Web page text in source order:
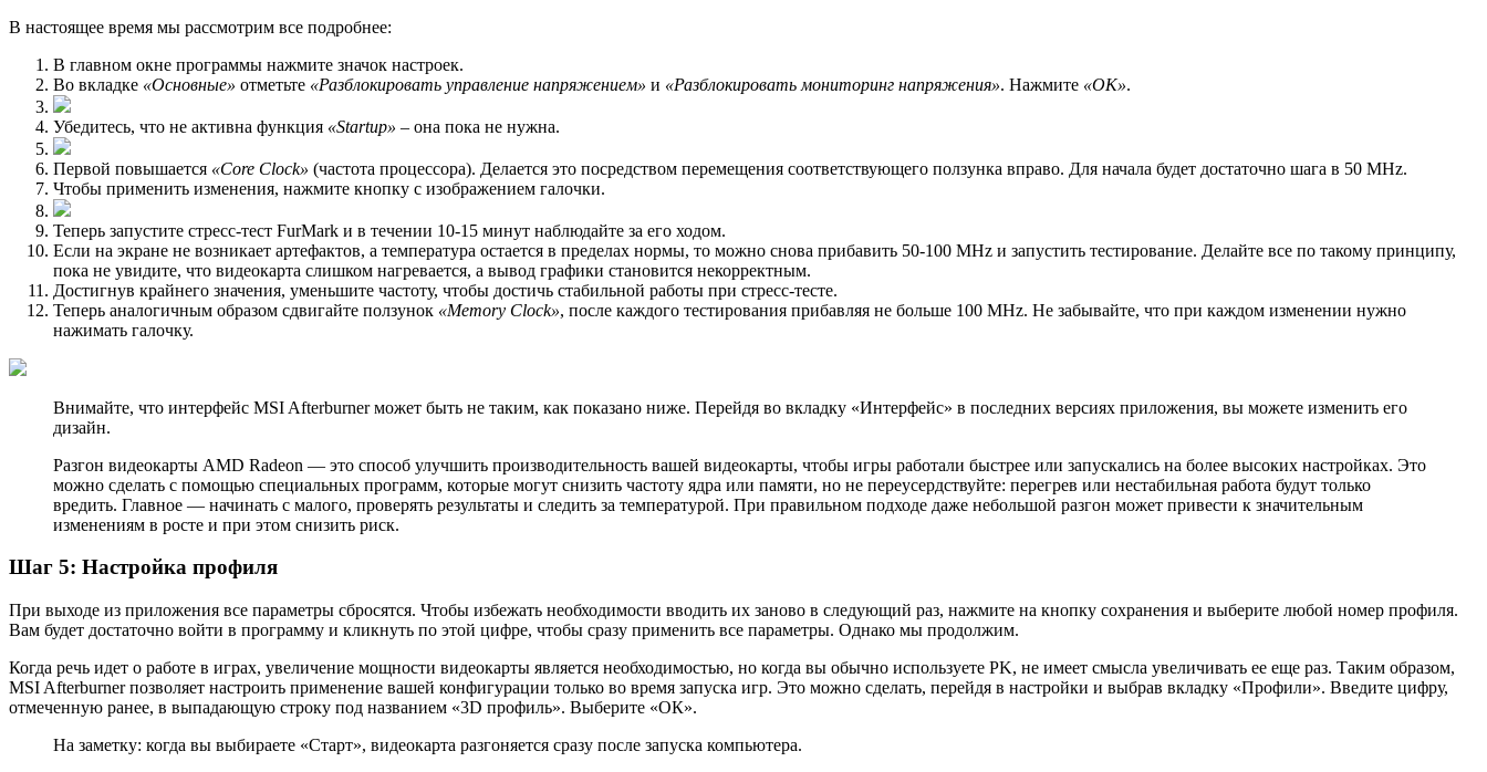
В настоящее время мы рассмотрим все подробнее:
В главном окне программы нажмите значок настроек.
Во вкладке «Основные» отметьте «Разблокировать управление напряжением» и «Разблокировать мониторинг напряжения». Нажмите «ОК».
Убедитесь, что не активна функция «Startup» – она пока не нужна.
Первой повышается «Core Clock» (частота процессора). Делается это посредством перемещения соответствующего ползунка вправо. Для начала будет достаточно шага в 50 MHz.
Чтобы применить изменения, нажмите кнопку с изображением галочки.
Теперь запустите стресс-тест FurMark и в течении 10-15 минут наблюдайте за его ходом.
Если на экране не возникает артефактов, а температура остается в пределах нормы, то можно снова прибавить 50-100 MHz и запустить тестирование. Делайте все по такому принципу,
пока не увидите, что видеокарта слишком нагревается, а вывод графики становится некорректным.
Достигнув крайнего значения, уменьшите частоту, чтобы достичь стабильной работы при стресс-тесте.
Теперь аналогичным образом сдвигайте ползунок «Memory Clock», после каждого тестирования прибавляя не больше 100 MHz. Не забывайте, что при каждом изменении нужно
нажимать галочку.
Внимайте, что интерфейс MSI Afterburner может быть не таким, как показано ниже. Перейдя во вкладку «Интерфейс» в последних версиях приложения, вы можете изменить его
дизайн.
Разгон видеокарты AMD Radeon — это способ улучшить производительность вашей видеокарты, чтобы игры работали быстрее или запускались на более высоких настройках. Это
можно сделать с помощью специальных программ, которые могут снизить частоту ядра или памяти, но не переусердствуйте: перегрев или нестабильная работа будут только
вредить. Главное — начинать с малого, проверять результаты и следить за температурой. При правильном подходе даже небольшой разгон может привести к значительным
изменениям в росте и при этом снизить риск.
Шаг 5: Настройка профиля
При выходе из приложения все параметры сбросятся. Чтобы избежать необходимости вводить их заново в следующий раз, нажмите на кнопку сохранения и выберите любой номер профиля.
Вам будет достаточно войти в программу и кликнуть по этой цифре, чтобы сразу применить все параметры. Однако мы продолжим.
Когда речь идет о работе в играх, увеличение мощности видеокарты является необходимостью, но когда вы обычно используете PK, не имеет смысла увеличивать ее еще раз. Таким образом,
MSI Afterburner позволяет настроить применение вашей конфигурации только во время запуска игр. Это можно сделать, перейдя в настройки и выбрав вкладку «Профили». Введите цифру,
отмеченную ранее, в выпадающую строку под названием «3D профиль». Выберите «ОК».
На заметку: когда вы выбираете «Старт», видеокарта разгоняется сразу после запуска компьютера.